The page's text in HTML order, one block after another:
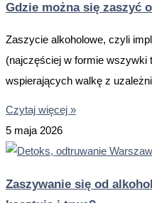
Gdzie można się zaszyć
Zaszycie alkoholowe, czyli
(najczęściej w formie wszywki
wspierających walkę z
Czytaj więcej »
5 maja 2026
Zaszywanie się od